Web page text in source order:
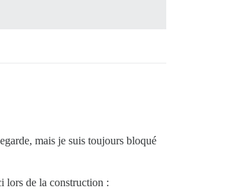
mais je suis toujours bloqué
lors de la construction :